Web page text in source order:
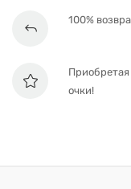
100%
очки!